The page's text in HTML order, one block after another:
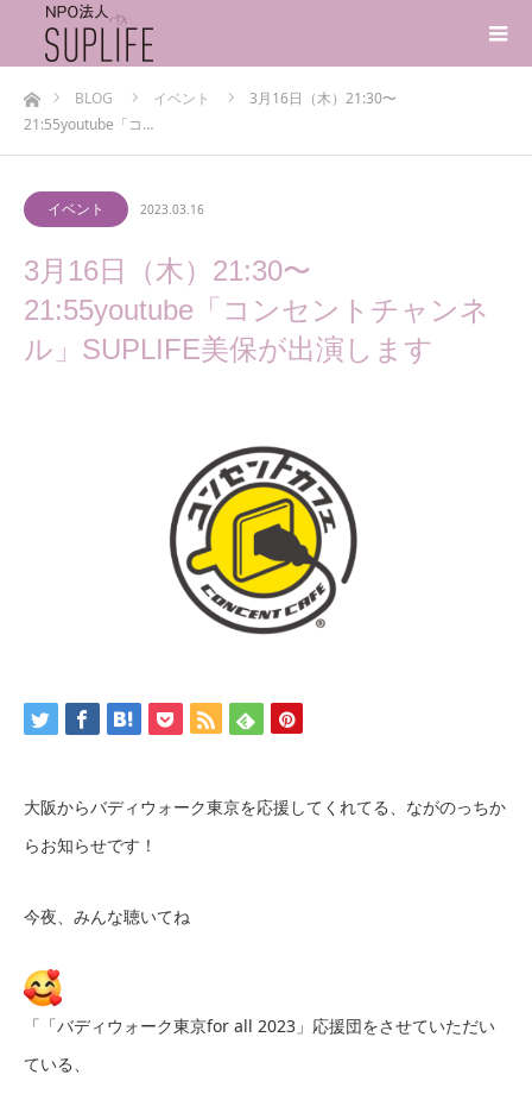
ホームBLOG イベント
3月16日（木）21:30〜
21:55youtube「コ…
イベント 2023.03.16
3月16日（木）21:30〜
21:55youtube「コンセントチャンネ
ル」SUPLIFE美保が出演します
大阪からバディウォーク東京を応援してくれてる、ながのっちか
らお知らせです！
今夜、みんな聴いてね
「「バディウォーク東京for all 2023」応援団をさせていただい
ている、